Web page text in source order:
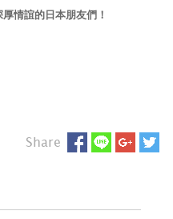
情誼的日本朋友們！
Share